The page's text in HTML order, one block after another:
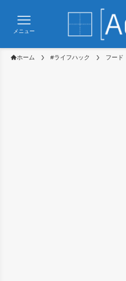
メニュー
ホーム #ライフハック フード